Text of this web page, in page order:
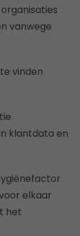
vanwege
vinden
klantdata en
elkaar
het